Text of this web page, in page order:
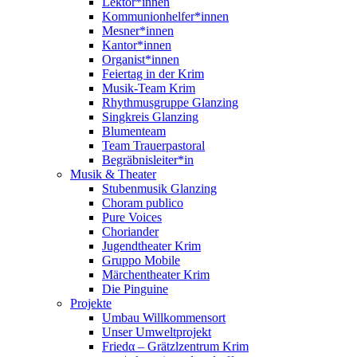
Kommunionhelfer*innen
Mesner*innen
Kantor*innen
Organist*innen
Feiertag in der Krim
Musik-Team Krim
Rhythmusgruppe Glanzing
Singkreis Glanzing
Blumenteam
Team Trauerpastoral
Begräbnisleiter*in
Musik & Theater
Stubenmusik Glanzing
Choram publico
Pure Voices
Choriander
Jugendtheater Krim
Gruppo Mobile
Märchentheater Krim
Die Pinguine
Projekte
Umbau Willkommensort
Unser Umweltprojekt
Friedα – Grätzlzentrum Krim